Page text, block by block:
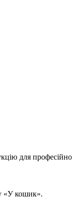
«У кошик».